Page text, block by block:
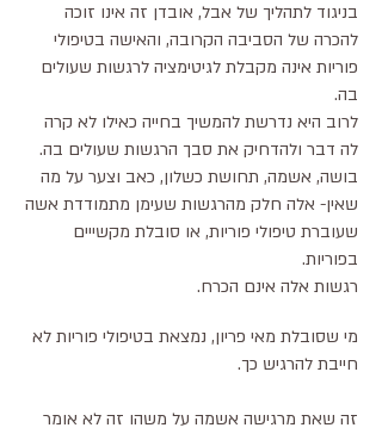
בניגוד לתהליך של אבל, אובדן זה אינו זוכה
להכרה של הסביבה הקרובה, והאישה בטיפולי
פוריות אינה מקבלת לגיטימציה לרגשות שעולים
בה.
לרוב היא נדרשת להמשיך בחייה כאילו לא קרה
לה דבר ולהדחיק את סבך הרגשות שעולים בה.
בושה, אשמה, תחושת כשלון, כאב וצער על מה
שאין- אלה חלק מהרגשות שעימן מתמודדת אשה
שעוברת טיפולי פוריות, או סובלת מקשייים
בפוריות.
רגשות אלה אינם הכרח.
מי שסובלת מאי פריון, נמצאת בטיפולי פוריות לא
חייבת להרגיש כך.
זה שאת מרגישה אשמה על משהו זה לא אומר